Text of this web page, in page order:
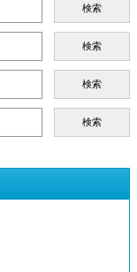
検索
検索
検索
検索